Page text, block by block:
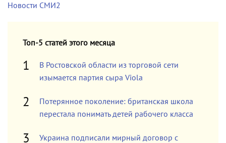
Новости СМИ2
Топ-5 статей этого месяца
В Ростовской области из торговой сети
изымается партия сыра Viola
Потерянное поколение: британская школа
перестала понимать детей рабочего класса
Украина подписали мирный договор с